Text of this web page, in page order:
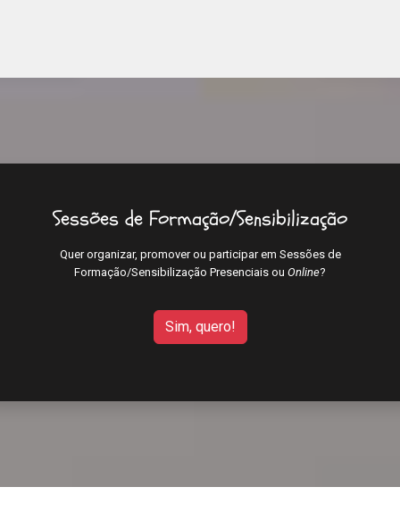
Sessões de Formação/Sensibilização
Quer organizar, promover ou participar em Sessões de
Formação/Sensibilização Presenciais ou Online?
Sim, quero!